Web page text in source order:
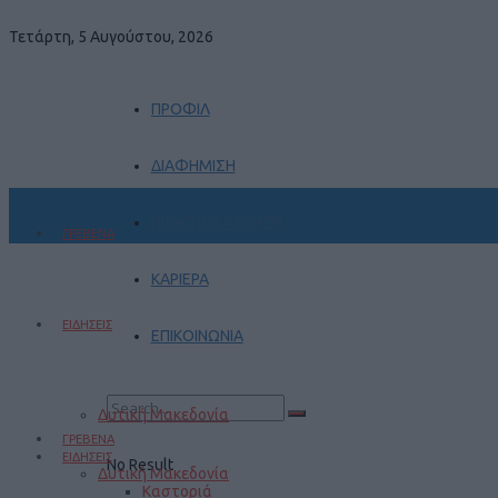
Τετάρτη, 5 Αυγούστου, 2026
ΠΡΟΦΙΛ
ΔΙΑΦΗΜΙΣΗ
ΚΑΡΙΕΡΑ
ΕΠΙΚΟΙΝΩΝΙΑ
No Result
ΓΡΕΒΕΝΑ
ΕΙΔΗΣΕΙΣ
Δυτική Μακεδονία
ΓΡΕΒΕΝΑ
ΕΙΔΗΣΕΙΣ
Δυτική Μακεδονία
Καστοριά